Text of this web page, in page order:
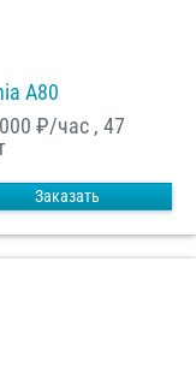
A80
₽/час , 47
Заказать